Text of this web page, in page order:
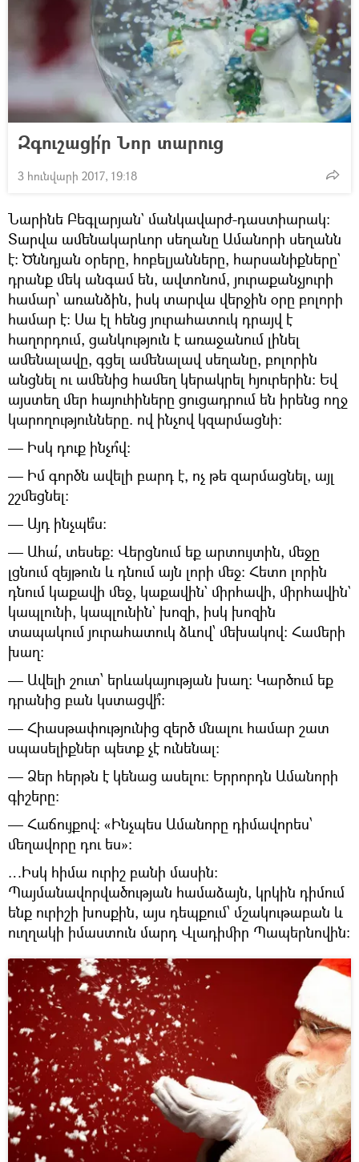
Զգուշացի՛ր Նոր տարուց
3 հունվարի 2017, 19:18
Նարինե Բեգլարյան` մանկավարժ-դաստիարակ:
Տարվա ամենակարևոր սեղանը Ամանորի սեղանն
է: Ծննդյան օրերը, հոբելյանները, հարսանիքները`
դրանք մեկ անգամ են, ավտոնոմ, յուրաքանչյուրի
համար՝ առանձին, իսկ տարվա վերջին օրը բոլորի
համար է: Սա էլ հենց յուրահատուկ դրայվ է
հաղորդում, ցանկություն է առաջանում լինել
ամենալավը, գցել ամենալավ սեղանը, բոլորին
անցնել ու ամենից համեղ կերակրել հյուրերին: Եվ
այստեղ մեր հայուհիները ցուցադրում են իրենց ողջ
կարողությունները. ով ինչով կզարմացնի:
— Իսկ դուք ինչո՞վ:
— Իմ գործն ավելի բարդ է, ոչ թե զարմացնել, այլ
շշմեցնել:
— Այդ ինչպե՞ս:
— Ահա՛, տեսեք: Վերցնում եք արտույտին, մեջը
լցնում զեյթուն և դնում այն լորի մեջ: Հետո լորին
դնում կաքավի մեջ, կաքավին` միրհավի, միրհավին`
կապլունի, կապլունին` խոզի, իսկ խոզին
տապակում յուրահատուկ ձևով՝ մեխակով: Համերի
խաղ:
— Ավելի շուտ՝ երևակայության խաղ: Կարծում եք
դրանից բան կստացվի՞:
— Հիասթափությունից զերծ մնալու համար շատ
սպասելիքներ պետք չէ ունենալ:
— Ձեր հերթն է կենաց ասելու: Երրորդն Ամանորի
գիշերը:
— Հաճույքով: «Ինչպես Ամանորը դիմավորես՝
մեղավորը դու ես»:
…Իսկ հիմա ուրիշ բանի մասին:
Պայմանավորվածության համաձայն, կրկին դիմում
ենք ուրիշի խոսքին, այս դեպքում՝ մշակութաբան և
ուղղակի իմաստուն մարդ Վլադիմիր Պապերնովին: